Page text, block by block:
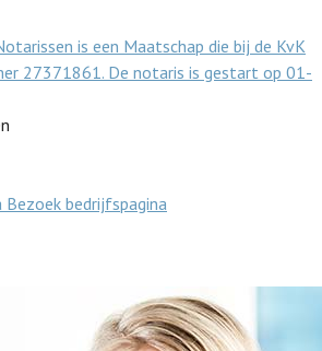
is een Maatschap die bij de KvK
27371861. De notaris is gestart op 01-
Bezoek bedrijfspagina